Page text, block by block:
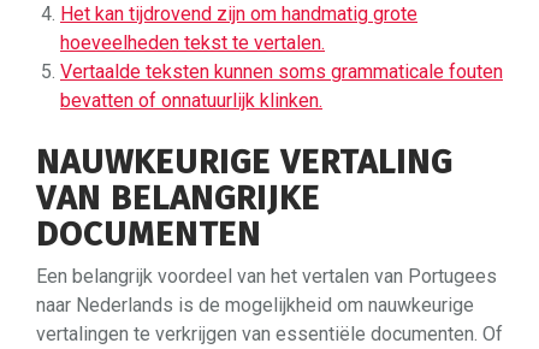
Het kan tijdrovend zijn om handmatig grote
hoeveelheden tekst te vertalen.
Vertaalde teksten kunnen soms grammaticale fouten
bevatten of onnatuurlijk klinken.
NAUWKEURIGE VERTALING
VAN BELANGRIJKE
DOCUMENTEN
Een belangrijk voordeel van het vertalen van Portugees
naar Nederlands is de mogelijkheid om nauwkeurige
vertalingen te verkrijgen van essentiële documenten. Of